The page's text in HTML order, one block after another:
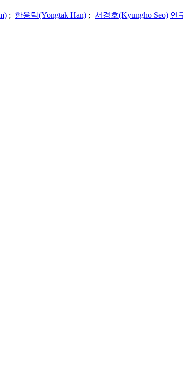
; 한용탁(Yongtak Han) ; 서경호(Kyungho Seo) 연